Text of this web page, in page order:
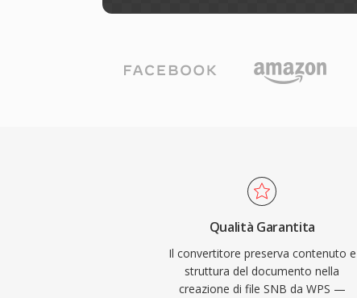
Qualità Garantita
Il convertitore preserva contenuto e
struttura del documento nella
creazione di file SNB da WPS —